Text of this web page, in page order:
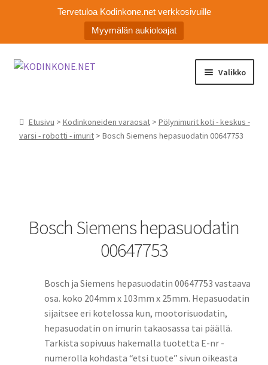
Tervetuloa Kodinkone.net verkkosivuille
Myymälän aukioloajat
Siirry
Siirry
Valikko
tason
valikko
Ota yhteyttä
Etusivu > Kodinkoneiden varaosat> Pölynimurit koti - keskus -
varsi - robotti - imurit > Bosch Siemens hepasuodatin 00647753
Bosch Siemens hepasuodatin
00647753
Bosch ja Siemens hepasuodatin 00647753 vastaava
osa. koko 204mm x 103mm x 25mm. Hepasuodatin
sijaitsee eri kotelossa kun, mootorisuodatin,
hepasuodatin on imurin takaosassa tai päällä.
Tarkista sopivuus hakemalla tuotetta E-nr -
numerolla kohdasta “etsi tuote” sivun oikeasta